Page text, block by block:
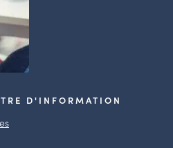
D'INFORMATION